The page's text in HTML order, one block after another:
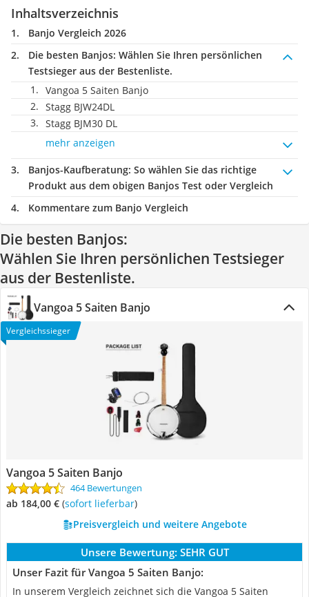
Inhaltsverzeichnis
Banjo Vergleich 2026
Die besten Banjos: Wählen Sie Ihren persönlichen
Testsieger aus der Bestenliste.
Vangoa 5 Saiten Banjo
Stagg BJW24DL
Stagg BJM30 DL
mehr anzeigen
Banjos-Kaufberatung: So wählen Sie das richtige
Produkt aus dem obigen Banjos Test oder Vergleich
Kommentare zum Banjo Vergleich
Die besten Banjos:
Wählen Sie Ihren persönlichen Testsieger
aus der Bestenliste.
Vangoa 5 Saiten Banjo
Vergleichssieger
Vangoa 5 Saiten Banjo
464 Bewertungen
ab 184,00 € ( Sofort lieferbar)
Preisvergleich und weitere Angebote
Unsere Bewertung: SEHR GUT
Unser Fazit für Vangoa 5 Saiten Banjo:
In unserem Vergleich zeichnet sich die Vangoa 5 Saiten